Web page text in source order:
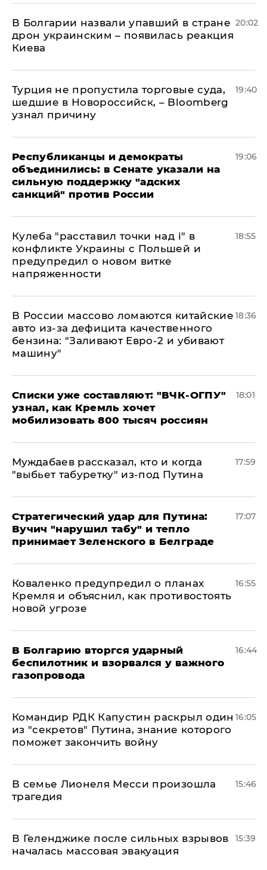
В Болгарии назвали упавший в стране
дрон украинским – появилась реакция
Киева
20:02
Турция не пропустила торговые суда,
шедшие в Новороссийск, – Bloomberg
узнал причину
19:40
Республиканцы и демократы
объединились: в Сенате указали на
сильную поддержку "адских
санкций" против России
19:06
Кулеба "расставил точки над і" в
конфликте Украины с Польшей и
предупредил о новом витке
напряженности
18:55
В России массово ломаются китайские
авто из-за дефицита качественного
бензина: "Заливают Евро-2 и убивают
машину"
18:36
Списки уже составляют: "ВЧК-ОГПУ"
узнал, как Кремль хочет
мобилизовать 800 тысяч россиян
18:01
Муждабаев рассказал, кто и когда
"выбьет табуретку" из-под Путина
17:59
Стратегический удар для Путина:
Вучич "нарушил табу" и тепло
принимает Зеленского в Белграде
17:07
Коваленко предупредил о планах
Кремля и объяснил, как противостоять
новой угрозе
16:55
В Болгарию вторгся ударный
беспилотник и взорвался у важного
газопровода
16:44
Командир РДК Капустин раскрыл один
из "секретов" Путина, знание которого
поможет закончить войну
16:05
В семье Лионеля Месси произошла
трагедия
15:46
В Геленджике после сильных взрывов
началась массовая эвакуация
15:39